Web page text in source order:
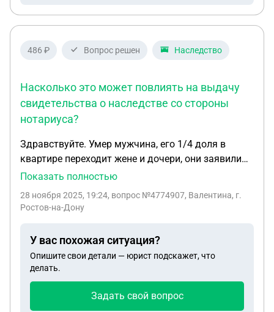
486 ₽ Вопрос решен Наследство
Насколько это может повлиять на выдачу
свидетельства о наследстве со стороны
нотариуса?
Здравствуйте. Умер мужчина, его 1/4 доля в
квартире переходит жене и дочери, они заявили
право на наследство, есть еще сын , который по
в другом регионе, не прописан в квартире, на
не захотел. Срок 6 мес для вступления в
наследство истек, это значит доля умершего
будет поделена между женой и дочкой? нотариус
ранее говорил что сын должен оформить отказ,
но насколько я поняла это не является
Показать полностью
28 ноября 2025, 19:24, вопрос №4774907, Валентина, г.
Ростов-на-Дону
У вас похожая ситуация?
Опишите свои детали — юрист подскажет, что
делать.
Задать свой вопрос